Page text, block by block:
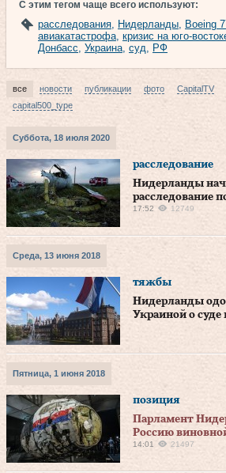
С этим тегом чаще всего используют:
расследования, Нидерланды, Boeing
авиакатастрофа, кризис на юго-
Донбасс, Украина, суд, РФ
все новости публикации фото CapitalTV
capital500_type
Суббота, 18 июля 2020
расследование
Нидерланды
расследование
17:52 12749
Среда, 13 июня 2018
тяжбы
Нидерланды
Украиной о
Пятница, 1 июня 2018
позиция
Парламент
Россию
14:01 21497